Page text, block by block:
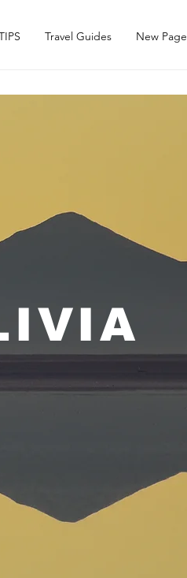
Travel Guides New Page